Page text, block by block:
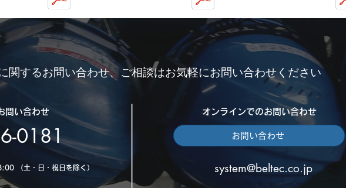
関するお問い合わせ、ご相談はお気軽にお問い合わせください
問い合わせ
0181
オンラインでのお問い合わせ
お問い合わせ
（土・日・祝日を除く） system@beltec.co.jp